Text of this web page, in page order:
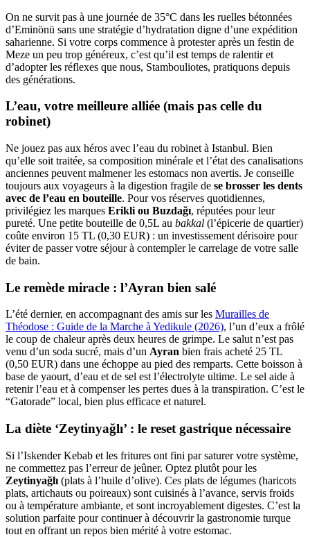
On ne survit pas à une journée de 35°C dans les ruelles bétonnées
d’Eminönü sans une stratégie d’hydratation digne d’une expédition
saharienne. Si votre corps commence à protester après un festin de
Meze un peu trop généreux, c’est qu’il est temps de ralentir et
d’adopter les réflexes que nous, Stambouliotes, pratiquons depuis
des générations.
L’eau, votre meilleure alliée (mais pas celle du
robinet)
Ne jouez pas aux héros avec l’eau du robinet à Istanbul. Bien
qu’elle soit traitée, sa composition minérale et l’état des canalisations
anciennes peuvent malmener les estomacs non avertis. Je conseille
toujours aux voyageurs à la digestion fragile de se brosser les dents
avec de l’eau en bouteille. Pour vos réserves quotidiennes,
privilégiez les marques Erikli ou Buzdağı, réputées pour leur
pureté. Une petite bouteille de 0,5L au bakkal (l’épicerie de quartier)
coûte environ 15 TL (0,30 EUR) : un investissement dérisoire pour
éviter de passer votre séjour à contempler le carrelage de votre salle
de bain.
Le remède miracle : l’Ayran bien salé
L’été dernier, en accompagnant des amis sur les Murailles de
Théodose : Guide de la Marche à Yedikule (2026), l’un d’eux a frôlé
le coup de chaleur après deux heures de grimpe. Le salut n’est pas
venu d’un soda sucré, mais d’un Ayran bien frais acheté 25 TL
(0,50 EUR) dans une échoppe au pied des remparts. Cette boisson à
base de yaourt, d’eau et de sel est l’électrolyte ultime. Le sel aide à
retenir l’eau et à compenser les pertes dues à la transpiration. C’est le
“Gatorade” local, bien plus efficace et naturel.
La diète ‘Zeytinyağlı’ : le reset gastrique nécessaire
Si l’Iskender Kebab et les fritures ont fini par saturer votre système,
ne commettez pas l’erreur de jeûner. Optez plutôt pour les
Zeytinyağlı (plats à l’huile d’olive). Ces plats de légumes (haricots
plats, artichauts ou poireaux) sont cuisinés à l’avance, servis froids
ou à température ambiante, et sont incroyablement digestes. C’est la
solution parfaite pour continuer à découvrir la gastronomie turque
tout en offrant un repos bien mérité à votre estomac.